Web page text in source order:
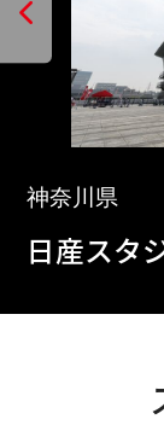
神奈川県
日産スタ